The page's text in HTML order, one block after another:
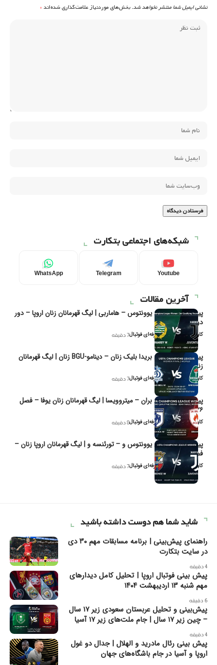
نشانی ایمیل شما منتشر نخواهد شد. بخش‌های موردنیاز علامت‌گذاری شده‌اند*
شبکه‌های اجتماعی بتکارت
Youtube
Telegram
WhatsApp
آخرین مقالات
پیش‌بینی و تحلیل یوونتوس – هاماربی | لیگ قهرمانان زنان اروپا – دور
دوم مرحله
کاوه نیک‌فر، تحلیل‌گر حرفه‌ای فوتبال7 دقیقه
پیش‌بینی و تحلیل بریدا بلیک زنان – دینامو-BGU زنان | لیگ قهرمانان
زنان یوفا
کاوه نیک‌فر، تحلیل‌گر حرفه‌ای فوتبال7 دقیقه
پیش‌بینی و تحلیل بران – میتروویسا | لیگ قهرمانان زنان یوفا – فصل
۲۰۲۶
کاوه نیک‌فر، تحلیل‌گر حرفه‌ای فوتبال8 دقیقه
پیش‌بینی و تحلیل یوونتوس و – تورئنسه و | لیگ قهرمانان اروپا زنان –
فصل ۲۰۲۶
کاوه نیک‌فر، تحلیل‌گر حرفه‌ای فوتبال7 دقیقه
شاید شما هم دوست داشته باشید
راهنمای پیش‌بینی | برنامه مسابقات مهم ۳۰ دی
در سایت بتکارت
4 دقیقه
پیش بینی فوتبال اروپا | تحلیل کامل دیدارهای
مهم شنبه ۱۳ اردیبهشت ۱۴۰۴
6 دقیقه
پیش‌بینی و تحلیل عربستان سعودی زیر ۱۷ سال
– چین زیر ۱۷ سال | جام ملت‌های زیر ۱۷ آسیا
4 دقیقه
پیش بینی رئال مادرید و الهلال | جدال دو غول
اروپا و آسیا در جام باشگاه‌های جهان